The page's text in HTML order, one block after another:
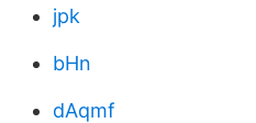
jpk
bHn
dAqmf